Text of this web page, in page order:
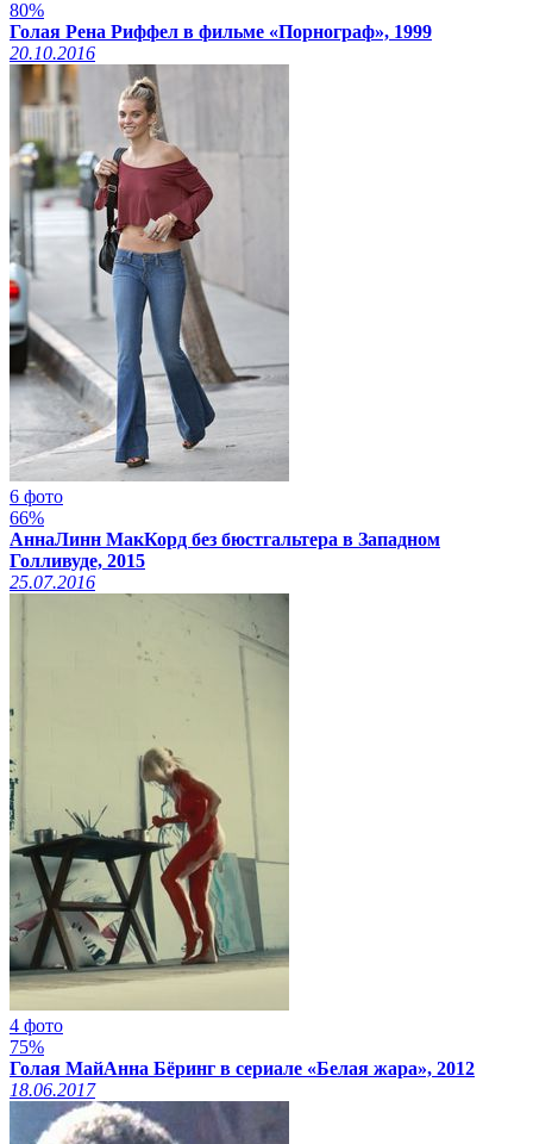
80%
Голая Рена Риффел в фильме «Порнограф», 1999
20.10.2016
6 фото
66%
АннаЛинн МакКорд без бюстгальтера в Западном
Голливуде, 2015
25.07.2016
4 фото
75%
Голая МайАнна Бёринг в сериале «Белая жара», 2012
18.06.2017